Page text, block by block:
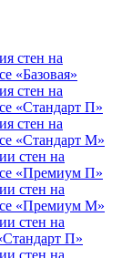
стен на
«Базовая»
стен на
«Стандарт П»
стен на
«Стандарт М»
стен на
«Премиум П»
стен на
«Премиум М»
стен на
П»
стен на